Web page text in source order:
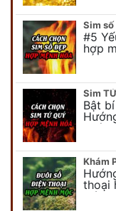
#5
hợp
bài
Bật
quý
thoại